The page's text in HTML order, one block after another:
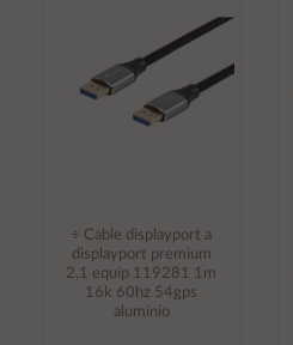
÷ Cable displayport a
displayport premium
2,1 equip 119281 1m
16k 60hz 54gps
aluminio